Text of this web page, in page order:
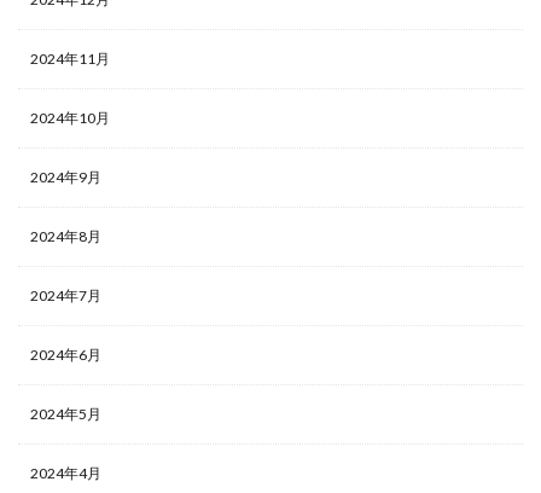
2024年11月
2024年10月
2024年9月
2024年8月
2024年7月
2024年6月
2024年5月
2024年4月